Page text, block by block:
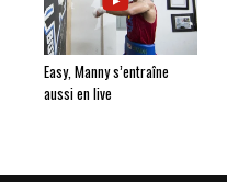
Easy, Manny s’entraîne
aussi en live